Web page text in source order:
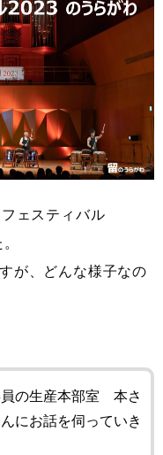
ェスティバル
が、どんな様子なの
の生産本部室 本さ
にお話を伺っていき